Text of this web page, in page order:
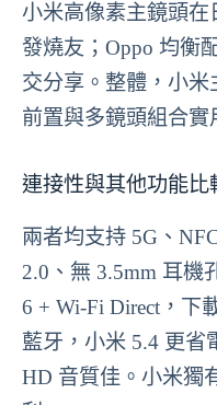
小米高像素主鏡頭
發燒友；Oppo 均衡
交分享。整體，小米
前置與多鏡頭組合實
連接性與其他功能比
兩者均支持 5G、
2.0、無 3.5mm 耳機
6 + Wi-Fi Direct，下
藍牙，小米 5.4 更省
HD 音質佳。小米獨